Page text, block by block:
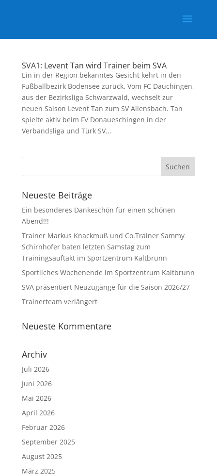
SVA1: Levent Tan wird Trainer beim SVA
Ein in der Region bekanntes Gesicht kehrt in den
Fußballbezirk Bodensee zurück. Vom FC Dauchingen,
aus der Bezirksliga Schwarzwald, wechselt zur
neuen Saison Levent Tan zum SV Allensbach. Tan
spielte aktiv beim FV Donaueschingen in der
Verbandsliga und Türk SV...
Neueste Beiträge
Ein besonderes Dankeschön für einen schönen
Abend!!!
Trainer Markus Knackmuß und Co.Trainer Sammy
Schirnhofer baten letzten Samstag zum
Trainingsauftakt im Sportzentrum Kaltbrunn
Sportliches Wochenende im Sportzentrum Kaltbrunn
SVA präsentiert Neuzugänge für die Saison 2026/27
Trainerteam verlängert
Neueste Kommentare
Archiv
Juli 2026
Juni 2026
Mai 2026
April 2026
Februar 2026
September 2025
August 2025
März 2025